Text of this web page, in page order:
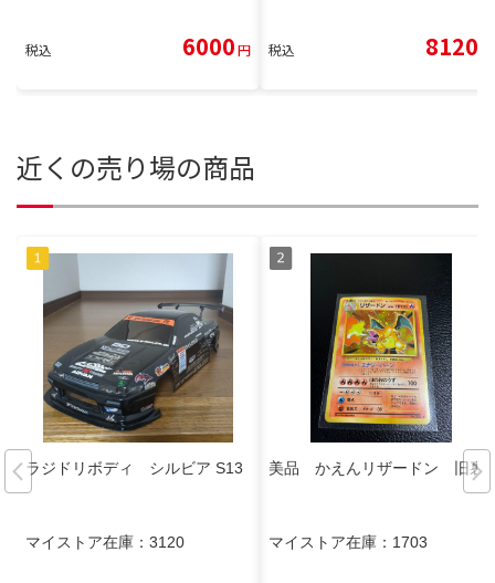
税込 6000円 税込 8120
近くの売り場の商品
ラジドリボディ シルビア S13
マイストア在庫： 3120
美品 かえんリザードン 旧裏
マイストア在庫： 1703